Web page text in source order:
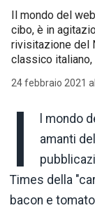
Il mondo del
cibo, è in
rivisitazione del
classico italiano,
24 febbraio 2021
I
l mondo
amanti
Times della
bacon e